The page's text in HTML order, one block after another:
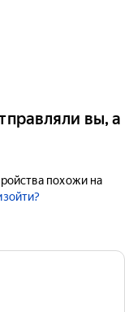
вы, а
похожи на